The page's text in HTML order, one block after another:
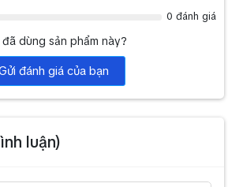
0 đánh giá
đã dùng sản phẩm này?
đánh giá của bạn
luận)